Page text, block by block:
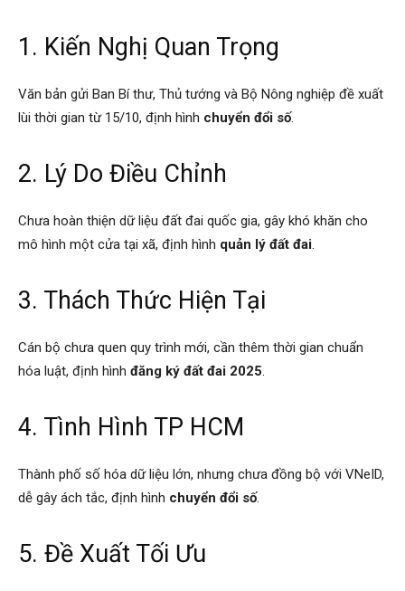
1. Kiến Nghị Quan Trọng
Văn bản gửi Ban Bí thư, Thủ tướng và Bộ Nông nghiệp đề xuất
lùi thời gian từ 15/10, định hình chuyển đổi số.
2. Lý Do Điều Chỉnh
Chưa hoàn thiện dữ liệu đất đai quốc gia, gây khó khăn cho
mô hình một cửa tại xã, định hình quản lý đất đai.
3. Thách Thức Hiện Tại
Cán bộ chưa quen quy trình mới, cần thêm thời gian chuẩn
hóa luật, định hình đăng ký đất đai 2025.
4. Tình Hình TP HCM
Thành phố số hóa dữ liệu lớn, nhưng chưa đồng bộ với VNeID,
dễ gây ách tắc, định hình chuyển đổi số.
5. Đề Xuất Tối Ưu